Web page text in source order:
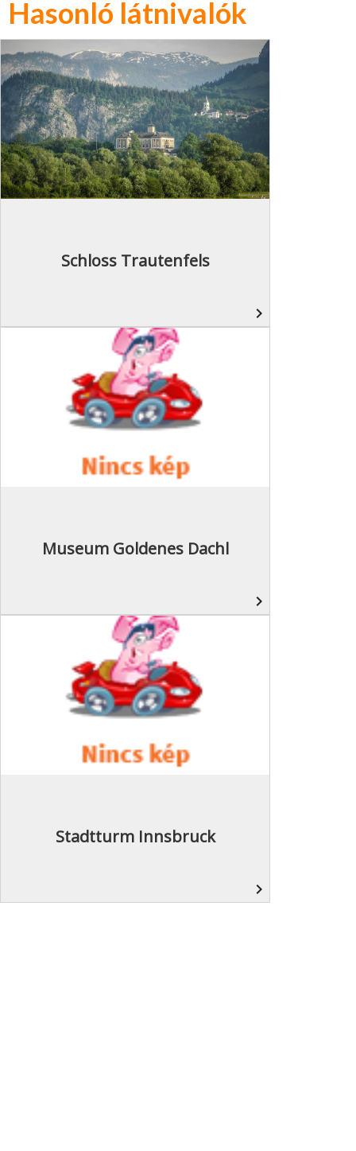
Hasonló látnivalók
Schloss Trautenfels
navigate_next
Museum Goldenes Dachl
navigate_next
Stadtturm Innsbruck
navigate_next